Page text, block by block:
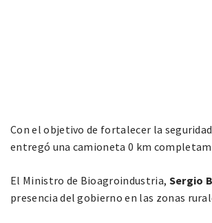
Con el objetivo de fortalecer la
entregó una camioneta 0 km
El Ministro de Bioagroindustria, Sergio
presencia del gobierno en las zonas